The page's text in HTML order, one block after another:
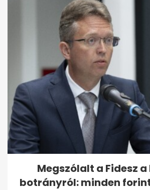
Megszólalt a Fidesz
botrányról: minden